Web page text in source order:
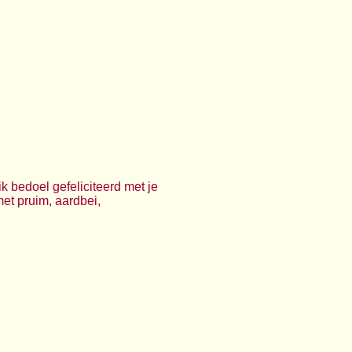
bedoel gefeliciteerd met je
pruim, aardbei,